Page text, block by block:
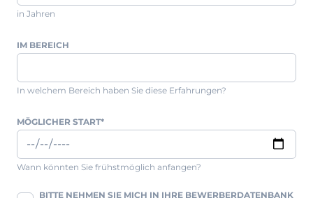
in Jahren
IM BEREICH
In welchem Bereich haben Sie diese Erfahrungen?
MÖGLICHER START*
Wann könnten Sie frühstmöglich anfangen?
BITTE NEHMEN SIE MICH IN IHRE BEWERBERDATENBANK